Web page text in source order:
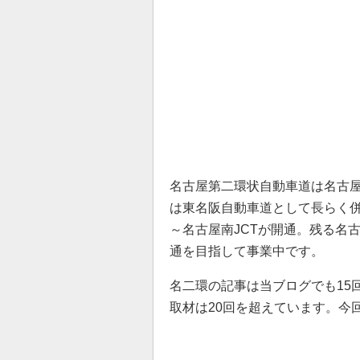
名古屋第二環状自動車道は名古
は東名阪自動車道として長らく
～名古屋南JCTが開通。残る名
通を目指して事業中です。
名二環の記事は当ブログでも15
取材は20回を超えています。今